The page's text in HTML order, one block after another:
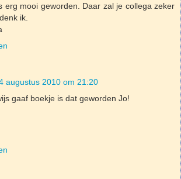
erg mooi geworden. Daar zal je collega zeker
ik.
augustus 2010 om 21:20
gaaf boekje is dat geworden Jo!